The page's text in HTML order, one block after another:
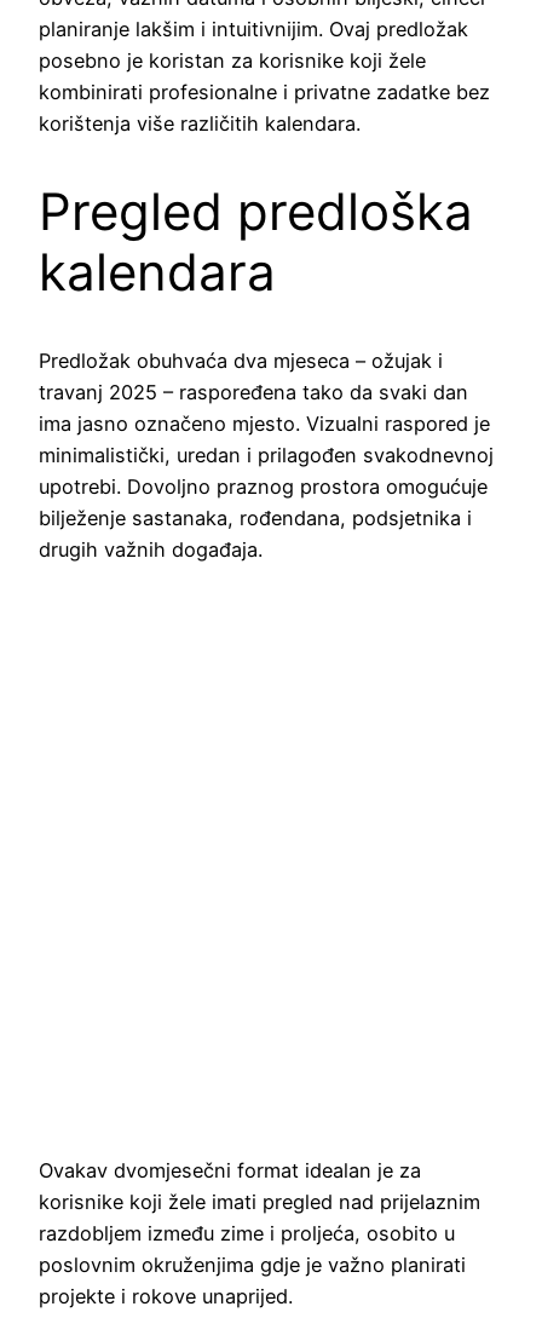
planiranje lakšim i intuitivnijim. Ovaj predložak
posebno je koristan za korisnike koji žele
kombinirati profesionalne i privatne zadatke bez
korištenja više različitih kalendara.
Pregled predloška
kalendara
Predložak obuhvaća dva mjeseca – ožujak i
travanj 2025 – raspoređena tako da svaki dan
ima jasno označeno mjesto. Vizualni raspored je
minimalistički, uredan i prilagođen svakodnevnoj
upotrebi. Dovoljno praznog prostora omogućuje
bilježenje sastanaka, rođendana, podsjetnika i
drugih važnih događaja.
Ovakav dvomjesečni format idealan je za
korisnike koji žele imati pregled nad prijelaznim
razdobljem između zime i proljeća, osobito u
poslovnim okruženjima gdje je važno planirati
projekte i rokove unaprijed.